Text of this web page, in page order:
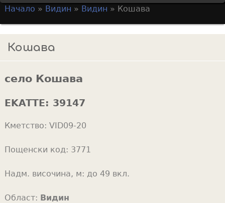
r
c
h
f
r
m
с
и
o
u
r
e
e
Начало » Видин » Видин » Кошава
Кошава
село Кошава
EKATTE: 39147
Кметство: VID09-20
Пощенски код: 3771
Надм. височина, м: до 49 вкл.
Област: Видин